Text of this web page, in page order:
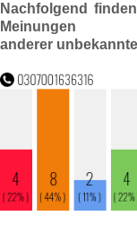
Nachfolgend
Meinungen
anderer